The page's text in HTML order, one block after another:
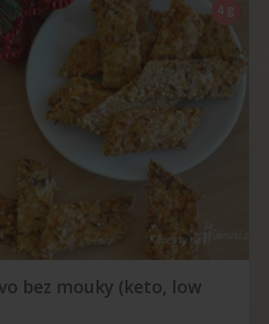
4 g
bez mouky (keto, low